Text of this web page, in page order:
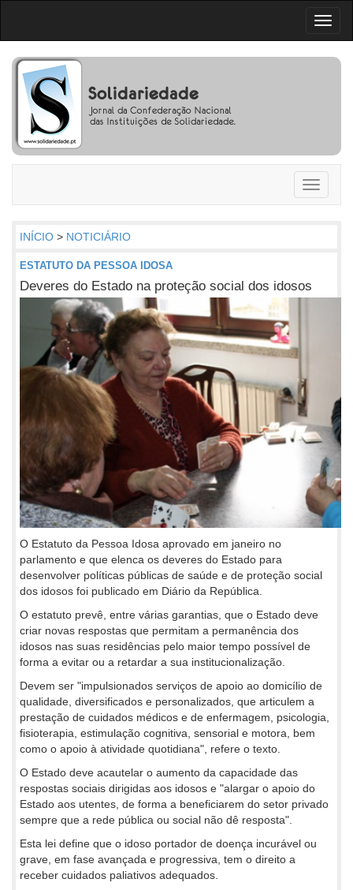
Toggle
INÍCIO > NOTICIÁRIO
ESTATUTO DA PESSOA IDOSA
Deveres do Estado na proteção social dos idosos
O Estatuto da Pessoa Idosa aprovado em janeiro no
parlamento e que elenca os deveres do Estado para
desenvolver políticas públicas de saúde e de proteção social
dos idosos foi publicado em Diário da República.
O estatuto prevê, entre várias garantias, que o Estado deve
criar novas respostas que permitam a permanência dos
idosos nas suas residências pelo maior tempo possível de
forma a evitar ou a retardar a sua institucionalização.
Devem ser "impulsionados serviços de apoio ao domicílio de
qualidade, diversificados e personalizados, que articulem a
prestação de cuidados médicos e de enfermagem, psicologia,
fisioterapia, estimulação cognitiva, sensorial e motora, bem
como o apoio à atividade quotidiana", refere o texto.
O Estado deve acautelar o aumento da capacidade das
respostas sociais dirigidas aos idosos e "alargar o apoio do
Estado aos utentes, de forma a beneficiarem do setor privado
sempre que a rede pública ou social não dê resposta".
Esta lei define que o idoso portador de doença incurável ou
grave, em fase avançada e progressiva, tem o direito a
receber cuidados paliativos adequados.